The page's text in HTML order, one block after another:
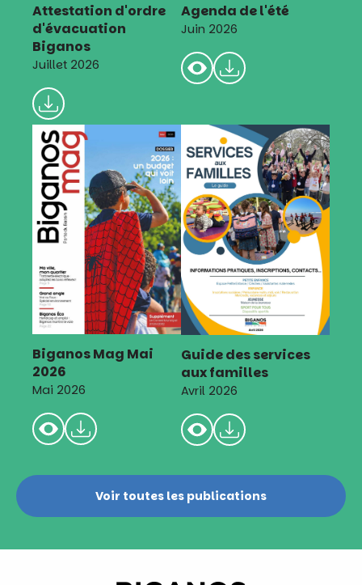
Attestation d'ordre
d'évacuation
Biganos
Juillet 2026
Agenda de l'été
Juin 2026
Biganos Mag Mai
2026
Mai 2026
Guide des services
aux familles
Avril 2026
Voir toutes les publications